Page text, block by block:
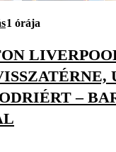
1 órája
–